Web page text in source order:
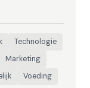
Technologie
Marketing
Voeding